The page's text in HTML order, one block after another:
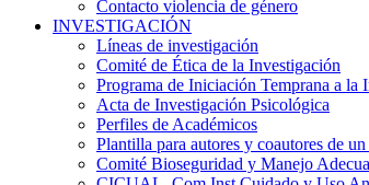
Contacto violencia de género
INVESTIGACIÓN
Líneas de investigación
Comité de Ética de la Investigación
Programa de Iniciación Temprana a la
Acta de Investigación Psicológica
Perfiles de Académicos
Plantilla para autores y coautores de
Comité Bioseguridad y Manejo